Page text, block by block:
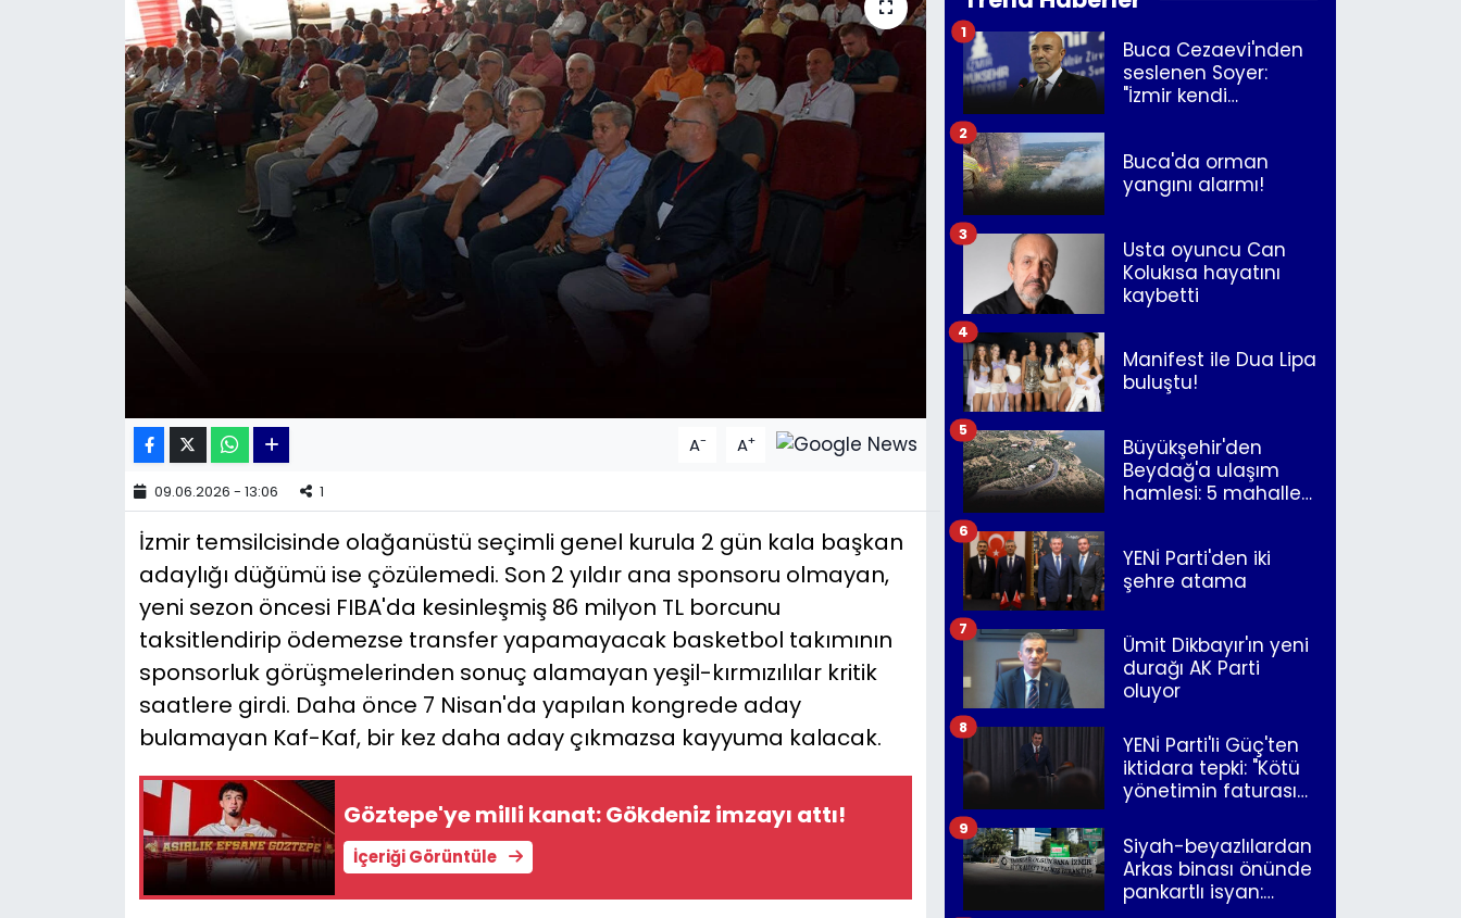
A- A+
09.06.2026 - 13:06 1
İzmir temsilcisinde olağanüstü seçimli genel kurula 2 gün kala başkan
adaylığı düğümü ise çözülemedi. Son 2 yıldır ana sponsoru olmayan,
yeni sezon öncesi FIBA'da kesinleşmiş 86 milyon TL borcunu
taksitlendirip ödemezse transfer yapamayacak basketbol takımının
sponsorluk görüşmelerinden sonuç alamayan yeşil-kırmızılılar kritik
saatlere girdi. Daha önce 7 Nisan'da yapılan kongrede aday
bulamayan Kaf-Kaf, bir kez daha aday çıkmazsa kayyuma kalacak.
Göztepe'ye milli kanat: Gökdeniz imzayı attı!
İçeriği Görüntüle
Buca Cezaevi'nden
seslenen Soyer:
"İzmir kendi
1
Buca'da orman
yangını alarmı!
2
Usta oyuncu Can
Kolukısa hayatını
kaybetti
3
Manifest ile Dua Lipa
buluştu!
4
Büyükşehir'den
Beydağ'a ulaşım
hamlesi: 5 mahalle
5
YENİ Parti'den iki
şehre atama
6
Ümit Dikbayır'ın yeni
durağı AK Parti
oluyor
7
YENİ Parti'li Güç'ten
iktidara tepki: "Kötü
yönetimin faturasını
8
Siyah-beyazlılardan
Arkas binası önünde
pankartlı isyan:
9
KÜLTÜR SANAT
MAGAZİN
POLİTİKA
Yaşam
YEREL POLİTİKA
YEREL YÖNETİMLER